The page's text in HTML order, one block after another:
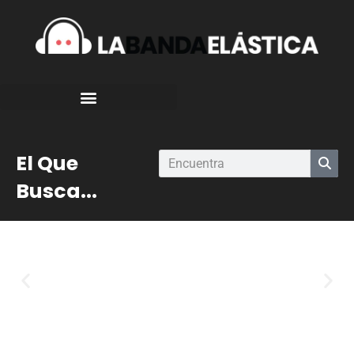
El Que
Busca...